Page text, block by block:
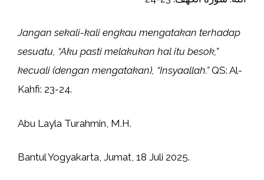
Jangan sekali-kali engkau mengatakan terhadap
sesuatu, “Aku pasti melakukan hal itu besok,”
kecuali (dengan mengatakan), “Insyaallah.”QS: Al-
Kahfi: 23-24.
Abu Layla Turahmin, M.H.
Bantul Yogyakarta, Jumat, 18 Juli 2025.